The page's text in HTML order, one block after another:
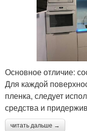
Основное отличие:
Для каждой
пленка, следует
средства и
читать дальше →